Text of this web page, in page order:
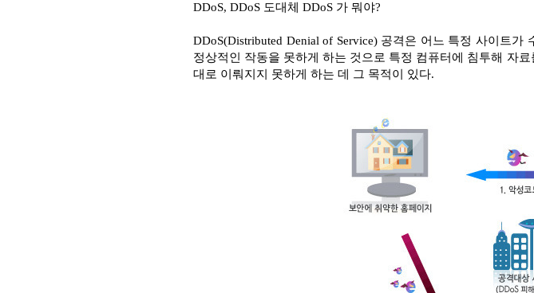
DDoS, DDoS 도대체 DDoS 가 뭐야?
DDoS(Distributed Denial of Service) 공격은 어느 특정 사이트
정상적인 작동을 못하게 하는 것으로 특정 컴퓨터에 침투해 자
대로 이뤄지지 못하게 하는 데 그 목적이 있다.